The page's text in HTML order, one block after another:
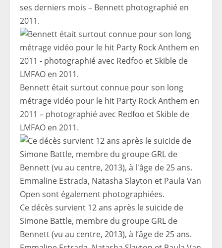
ses derniers mois – Bennett photographié en
2011.
Bennett était surtout connue pour son long
métrage vidéo pour le hit Party Rock Anthem en
2011 – photographié avec Redfoo et Skible de
LMFAO en 2011.
Ce décès survient 12 ans après le suicide de
Simone Battle, membre du groupe GRL de
Bennett (vu au centre, 2013), à l’âge de 25 ans.